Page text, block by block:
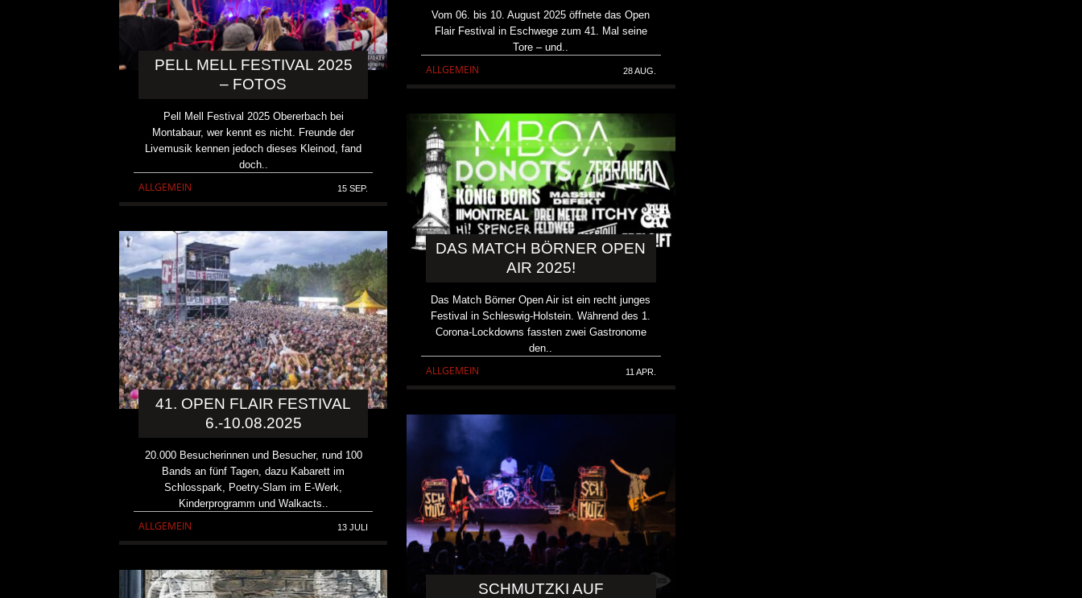
PELL MELL FESTIVAL 2025
– FOTOS
Pell Mell Festival 2025 Obererbach bei
Montabaur, wer kennt es nicht. Freunde der
Livemusik kennen jedoch dieses Kleinod, fand
doch..
ALLGEMEIN 15 SEP.
41. OPEN FLAIR FESTIVAL
6.-10.08.2025
20.000 Besucherinnen und Besucher, rund 100
Bands an fünf Tagen, dazu Kabarett im
Schlosspark, Poetry-Slam im E-Werk,
Kinderprogramm und Walkacts..
ALLGEMEIN 13 JULI
Vom 06. bis 10. August 2025 öffnete das Open
Flair Festival in Eschwege zum 41. Mal seine
Tore – und..
ALLGEMEIN 28 AUG.
DAS MATCH BÖRNER OPEN
AIR 2025!
Das Match Börner Open Air ist ein recht junges
Festival in Schleswig-Holstein. Während des 1.
Corona-Lockdowns fassten zwei Gastronome
den..
ALLGEMEIN 11 APR.
SCHMUTZKI AUF